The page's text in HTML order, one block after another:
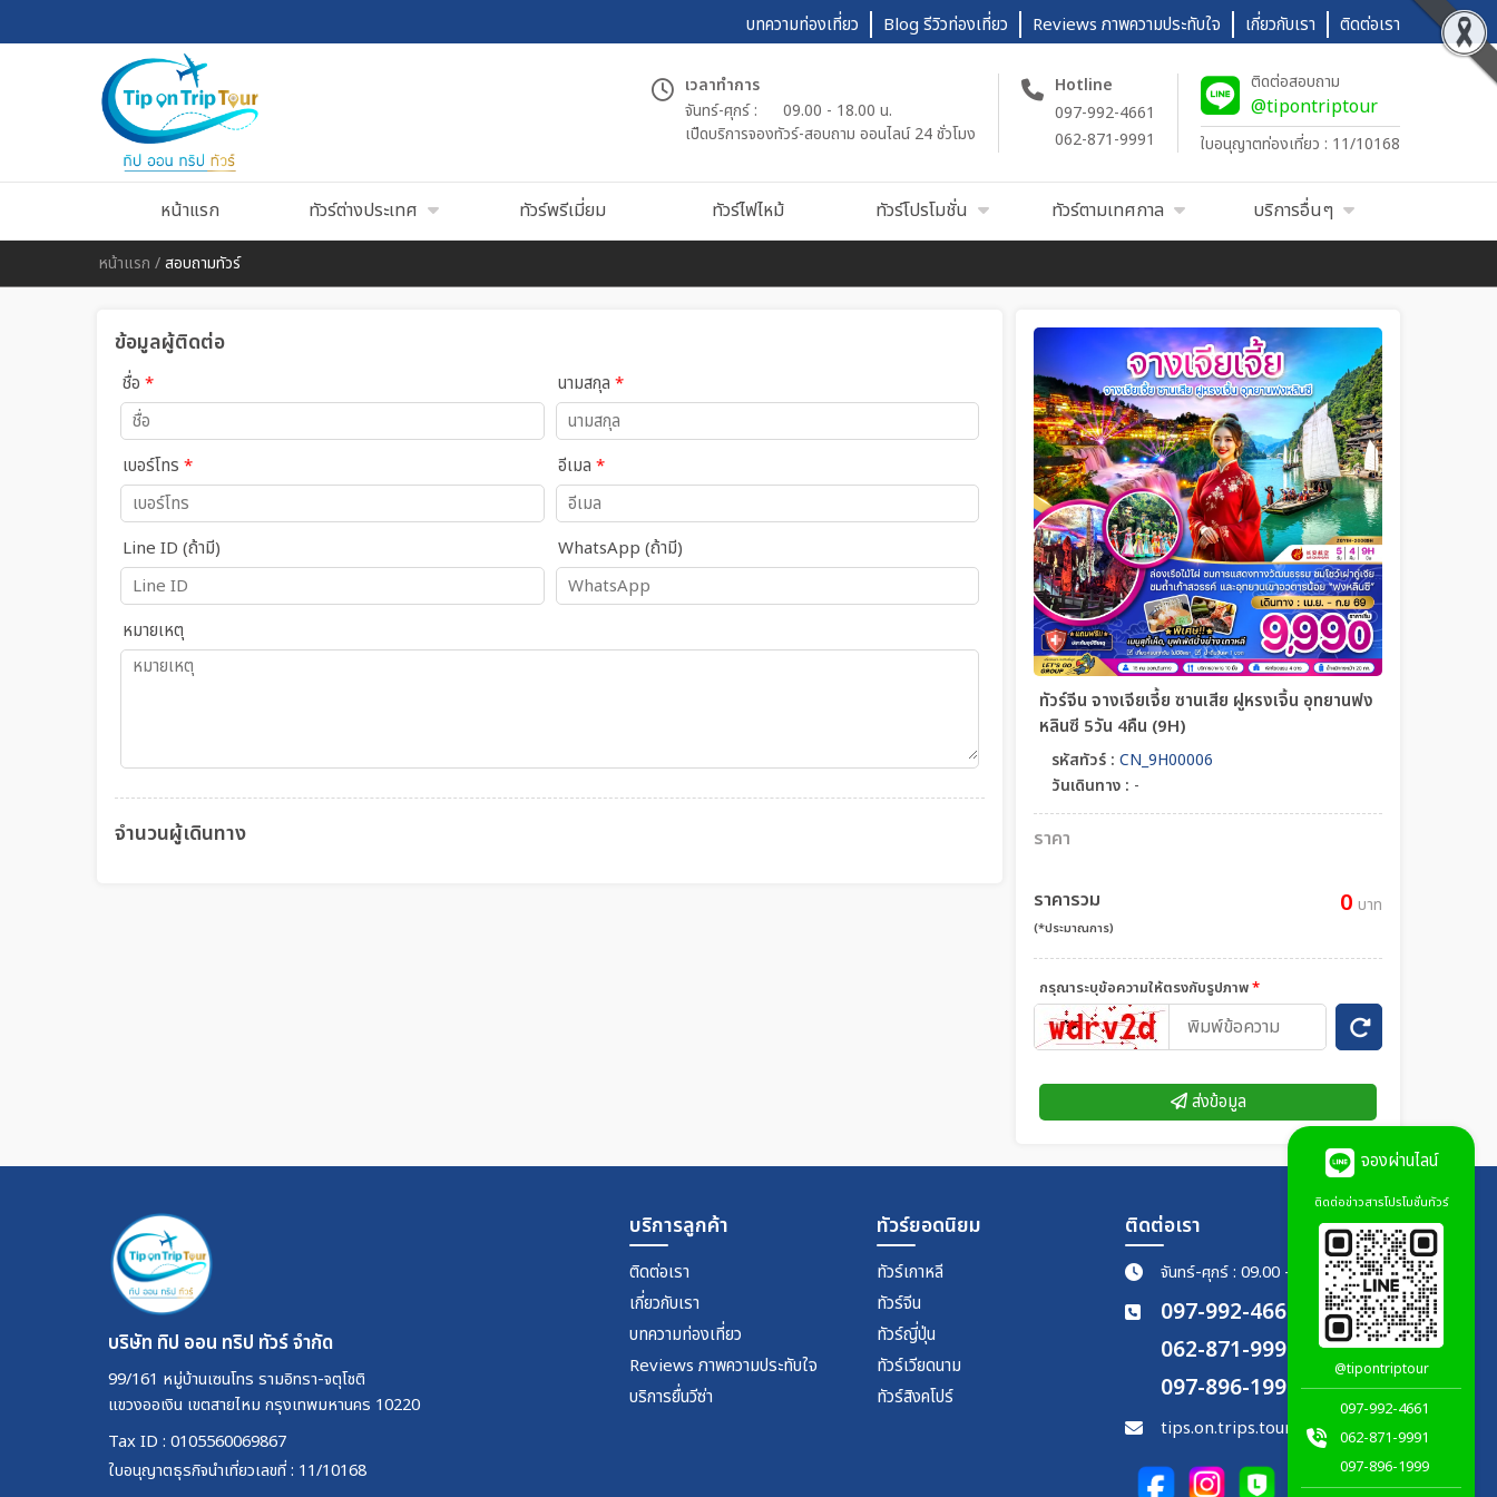
บทความท่องเที่ยว Blog รีวิวท่องเที่ยว Reviews ภาพความประทับใจ เกี่ยวกับเรา ติดต่อเรา
เวลาทำการ
จันทร์-ศุกร์ :
09.00 - 18.00 น.
เปืดบริการจองทัวร์-สอบถาม ออนไลน์ 24 ชั่วโมง
Hotline
097-992-4661
062-871-9991
ติดต่อสอบถาม
@tipontriptour
ใบอนุญาตท่องเที่ยว : 11/10168
หน้าแรก ทัวร์ต่างประเทศ ทัวร์พรีเมี่ยม ทัวร์ไฟไหม้ ทัวร์โปรโมชั่น ทัวร์ตามเทศกาล บริการอื่นๆ
หน้าแรก /สอบถามทัวร์
ข้อมูลผู้ติดต่อ
ชื่อ * นามสกุล *
เบอร์โทร * อีเมล *
Line ID (ถ้ามี) WhatsApp (ถ้ามี)
หมายเหตุ
จำนวนผู้เดินทาง
ทัวร์จีน จางเจียเจี้ย ซานเสีย ฝูหรงเจิ้น อุทยานฟง
หลินซี 5วัน 4คืน (9H)
รหัสทัวร์ : CN_9H00006
วันเดินทาง : -
ราคา
ราคารวม
(*ประมาณการ)
0 บาท
กรุณาระบุข้อความให้ตรงกับรูปภาพ*
ส่งข้อมูล
บริษัท ทิป ออน ทริป ทัวร์ จำกัด
99/161 หมู่บ้านเซนโทร รามอิทรา-จตุโชติ
แขวงออเงิน เขตสายไหม กรุงเทพมหานคร 10220
Tax ID : 0105560069867
ใบอนุญาตธุรกิจนำเที่ยวเลขที่ : 11/10168
บริการลูกค้า
ติดต่อเรา
เกี่ยวกับเรา
บทความท่องเที่ยว
Reviews ภาพความประทับใจ
บริการยื่นวีซ่า
ทัวร์ยอดนิยม
ทัวร์เกาหลี
ทัวร์จีน
ทัวร์ญี่ปุ่น
ทัวร์เวียดนาม
ทัวร์สิงคโปร์
ติดต่อเรา
จันทร์-ศุกร์ : 09.00 - 18.00 น.
097-992-4661
062-871-9991
097-896-1999
tips.on.trips.tour@gmail.com
จองผ่านไลน์
ติดต่อข่าวสารโปรโมชั่นทัวร์
@tipontriptour
097-992-4661
062-871-9991
097-896-1999